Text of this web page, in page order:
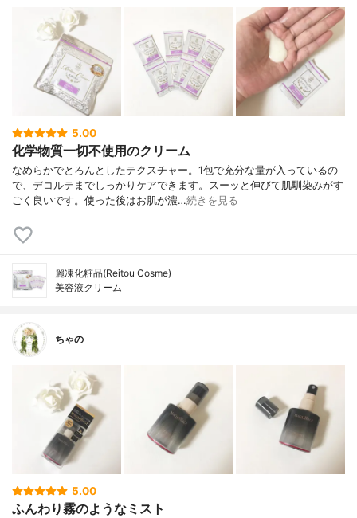
5.00
化学物質一切不使用のクリーム
なめらかでとろんとしたテクスチャー。1包で充分な量が入っているの
で、デコルテまでしっかりケアできます。スーッと伸びて肌馴染みがす
ごく良いです。使った後はお肌が濃…続きを見る
麗凍化粧品(Reitou Cosme)
美容液クリーム
ちゃの
5.00
ふんわり霧のようなミスト